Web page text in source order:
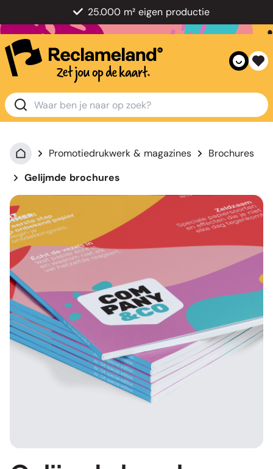
25.000 m² eigen productie
Promotiedrukwerk & magazines
Brochures
Gelijmde brochures